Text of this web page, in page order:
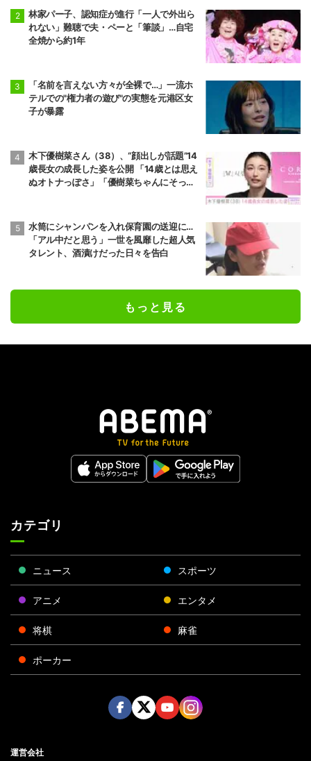
林家パー子、認知症が進行「一人で外出ら
れない」難聴で夫・ペーと「筆談」…自宅
全焼から約1年
「名前を言えない方々が全裸で…」一流ホ
テルでの"権力者の遊び"の実態を元港区女
子が暴露
木下優樹菜さん（38）、“顔出しが話題”14
歳長女の成長した姿を公開 「14歳とは思え
ぬオトナっぽさ」「優樹菜ちゃんにそっく
水筒にシャンパンを入れ保育園の送迎に…
「アル中だと思う」一世を風靡した超人気
タレント、酒漬けだった日々を告白
もっと見る
カテゴリ
ニュース スポーツ
アニメ エンタメ
将棋 麻雀
ポーカー
運営会社